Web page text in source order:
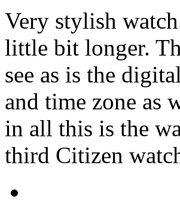
Very stylish
little bit longer.
see as is the
and time zone as
in all this is the
third Citizen